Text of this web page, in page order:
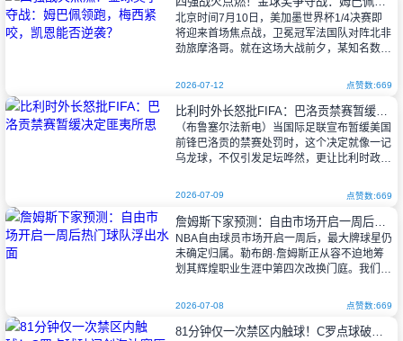
这位7
北京时间7月10日，美加墨世界杯1/4决赛即
将迎来首场焦点战，卫冕冠军法国队对阵北非
劲旅摩洛哥。就在这场大战前夕，某知名数据
2026-07-12 点赞数:669
比利时外长怒批FIFA：巴洛贡禁赛暂缓决定匪夷所思
（布鲁塞尔法新电）当国际足联宣布暂缓美国
前锋巴洛贡的禁赛处罚时，这个决定就像一记
乌龙球，不仅引发足坛哗然，更让比利时政要
的文告里，字里行间都是火药味——"单
2026-07-09 点赞数:669
詹姆斯下家预测：自由市场开启一周后热门球队浮出水面
NBA自由球员市场开启一周后，最大牌球星仍
未确定归属。勒布朗·詹姆斯正从容不迫地筹
划其辉煌职业生涯中第四次改换门庭。我们已
里奇-保罗在播客中透露，至少有六支
2026-07-08 点赞数:669
81分钟仅一次禁区内触球！C罗点球破门创淘汰赛历史